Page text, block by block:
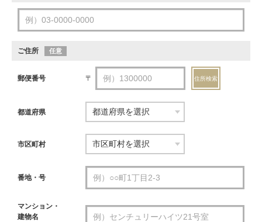
ご住所 任意
郵便番号 〒 住所検索
都道府県
市区町村
番地・号
マンション・
建物名